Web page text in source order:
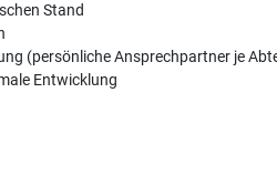
Stand
(persönliche Ansprechpartner je
Entwicklung